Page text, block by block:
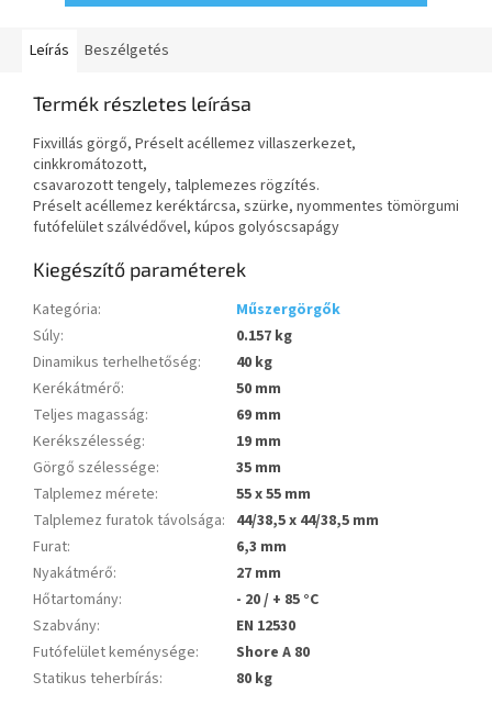
Leírás Beszélgetés
Termék részletes leírása
Fixvillás görgő, Préselt acéllemez villaszerkezet,
cinkkromátozott,
csavarozott tengely, talplemezes rögzítés.
Préselt acéllemez keréktárcsa, szürke, nyommentes tömörgumi
futófelület szálvédővel, kúpos golyóscsapágy
Kiegészítő paraméterek
Kategória:
Műszergörgők
Súly:
0.157 kg
Dinamikus terhelhetőség:
40 kg
Kerékátmérő:
50 mm
Teljes magasság:
69 mm
Kerékszélesség:
19 mm
Görgő szélessége:
35 mm
Talplemez mérete:
55 x 55 mm
Talplemez furatok távolsága: 44/38,5 x 44/38,5 mm
Furat:
6,3 mm
Nyakátmérő:
27 mm
Hőtartomány:
- 20 / + 85 °C
Szabvány:
EN 12530
Futófelület keménysége:
Shore A 80
Statikus teherbírás: 80 kg